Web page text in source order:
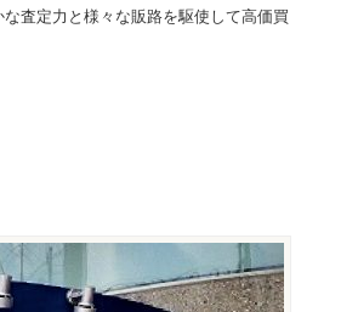
査定力と様々な販路を駆使して高価買